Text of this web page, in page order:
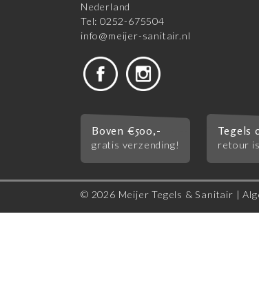
Nederland
Tel: 0252-675504
info@meijer-sanitair.nl
Boven €500,-
gratis verzending!
Tegels
retour
© 2026 Meijer Tegels & Sanitair |